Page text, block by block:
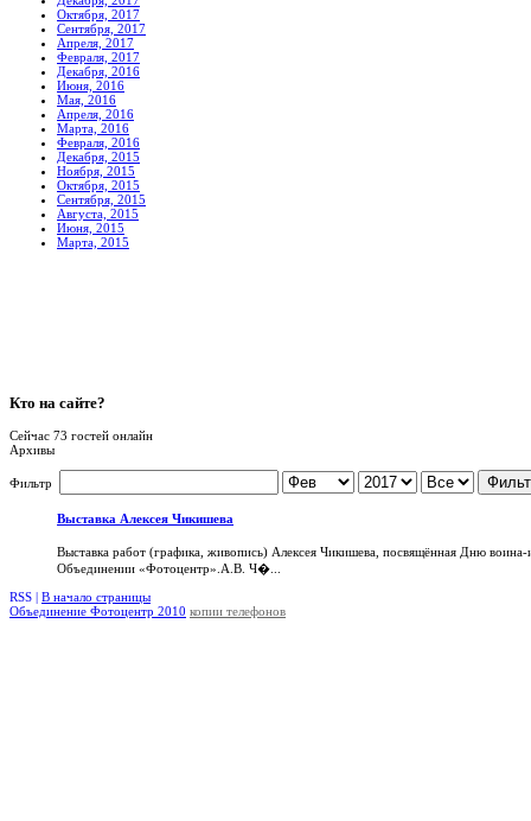
Октября, 2017
Сентября, 2017
Апреля, 2017
Февраля, 2017
Декабря, 2016
Июня, 2016
Мая, 2016
Апреля, 2016
Марта, 2016
Февраля, 2016
Декабря, 2015
Ноября, 2015
Октября, 2015
Сентября, 2015
Августа, 2015
Июня, 2015
Марта, 2015
Кто на сайте?
Сейчас 73 гостей онлайн
Архивы
Фильтр
Выставка Алексея Чикишева
Выставка работ (графика, живопись) Алексея Чикишева, посвящённая Дню воина-
Объединении «Фотоцентр».А.В. Ч�...
RSS | В начало страницы
Объединение Фотоцентр 2010 копии телефонов